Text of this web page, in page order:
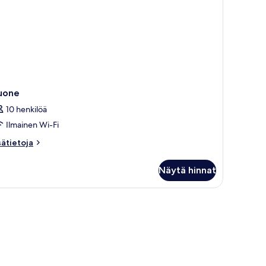
10 henkilöä
Ilmainen Wi-Fi
Näytä hinnat